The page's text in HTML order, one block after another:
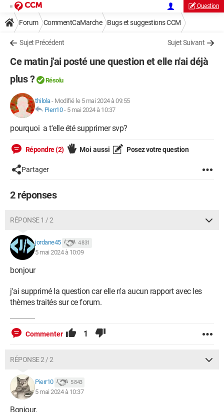
Question
Forum CommentCaMarche Bugs et suggestions CCM
Sujet Précédent Sujet Suivant
Ce matin j'ai posté une question et elle n'ai déjà
plus ?
Résolu
thilola- Modifié le 5 mai 2024 à 09:55
Pierr10- 5 mai 2024 à 10:37
pourquoi a t'elle été supprimer svp?
Répondre (2) Moi aussi Posez votre question
Partager
2 réponses
RÉPONSE 1 / 2
jordane45 4 831
5 mai 2024 à 10:09
bonjour
j'ai supprimé la question car elle n'a aucun rapport avec les
thèmes traités sur ce forum.
Commenter 1
RÉPONSE 2 / 2
Pierr10 5 843
5 mai 2024 à 10:37
Bonjour,